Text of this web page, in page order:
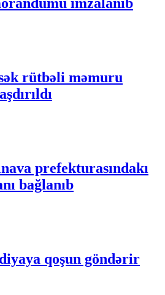
imzalanıb
rütbəli məmuru
prefekturasındakı
bağlanıb
qoşun göndərir